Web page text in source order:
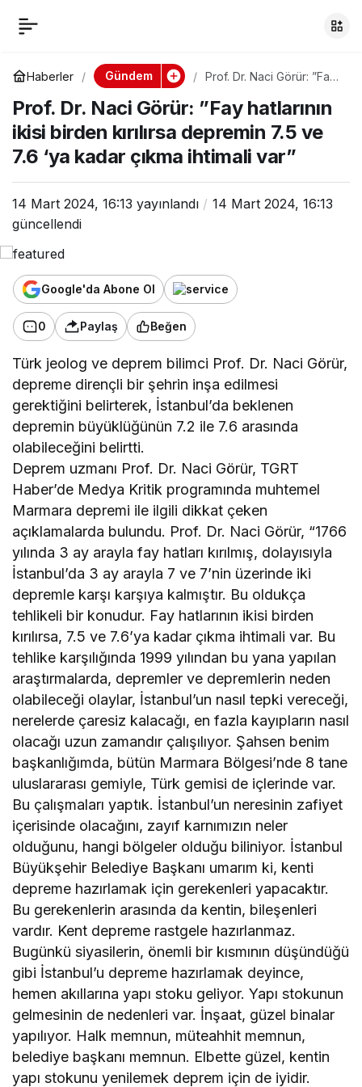
Haberler Gündem
Prof. Dr. Naci Görür: ”Fay
kırılırsa depremin 7.5 ve
7.6 ‘ya kadar çıkma
ihtimali var”
Prof. Dr. Naci Görür: ”Fay hatlarının
ikisi birden kırılırsa depremin 7.5 ve
7.6 ‘ya kadar çıkma ihtimali var”
14 Mart 2024, 16:13 yayınlandı
14 Mart 2024, 16:13
güncellendi
Google'da Abone Ol
0 Paylaş Beğen
Türk jeolog ve deprem bilimci Prof. Dr. Naci Görür,
depreme dirençli bir şehrin inşa edilmesi
gerektiğini belirterek, İstanbul’da beklenen
depremin büyüklüğünün 7.2 ile 7.6 arasında
olabileceğini belirtti.
Deprem uzmanı Prof. Dr. Naci Görür, TGRT
Haber’de Medya Kritik programında muhtemel
Marmara depremi ile ilgili dikkat çeken
açıklamalarda bulundu. Prof. Dr. Naci Görür, “1766
yılında 3 ay arayla fay hatları kırılmış, dolayısıyla
İstanbul’da 3 ay arayla 7 ve 7’nin üzerinde iki
depremle karşı karşıya kalmıştır. Bu oldukça
tehlikeli bir konudur. Fay hatlarının ikisi birden
kırılırsa, 7.5 ve 7.6’ya kadar çıkma ihtimali var. Bu
tehlike karşılığında 1999 yılından bu yana yapılan
araştırmalarda, depremler ve depremlerin neden
olabileceği olaylar, İstanbul’un nasıl tepki vereceği,
nerelerde çaresiz kalacağı, en fazla kayıpların nasıl
olacağı uzun zamandır çalışılıyor. Şahsen benim
başkanlığımda, bütün Marmara Bölgesi’nde 8 tane
uluslararası gemiyle, Türk gemisi de içlerinde var.
Bu çalışmaları yaptık. İstanbul’un neresinin zafiyet
içerisinde olacağını, zayıf karnımızın neler
olduğunu, hangi bölgeler olduğu biliniyor. İstanbul
Büyükşehir Belediye Başkanı umarım ki, kenti
depreme hazırlamak için gerekenleri yapacaktır.
Bu gerekenlerin arasında da kentin, bileşenleri
vardır. Kent depreme rastgele hazırlanmaz.
Bugünkü siyasilerin, önemli bir kısmının düşündüğü
gibi İstanbul’u depreme hazırlamak deyince,
hemen akıllarına yapı stoku geliyor. Yapı stokunun
gelmesinin de nedenleri var. İnşaat, güzel binalar
yapılıyor. Halk memnun, müteahhit memnun,
belediye başkanı memnun. Elbette güzel, kentin
yapı stokunu yenilemek deprem için de iyidir.
Prof. Dr. Naci Görür:
”Fay hatlarının ikisi
birden kırılırsa
depremin 7.5 ve 7.6
‘ya kadar çıkma
ihtimali var”